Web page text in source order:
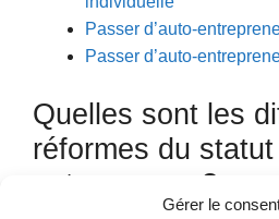
Gérer le
Passer d’auto-
Passer d’auto-
Quelles sont les
réformes du statut
entrepreneur?